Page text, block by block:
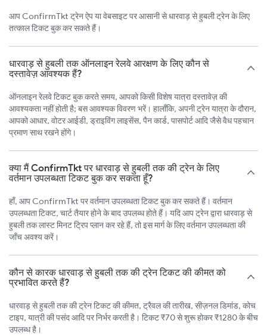
आप ConfirmTkt ट्रेन ऐप या वेबसाइट पर आसानी से धारवाड़ से हुबली ट्रेन के लिए
तत्काल टिकट बुक कर सकते हैं।
धारवाड़ से हुबली तक ऑनलाइन रेलवे आरक्षण के लिए कौन से
दस्तावेज़ आवश्यक हैं?
ऑनलाइन रेलवे टिकट बुक करते समय, आपको किसी विशेष यात्रा दस्तावेज़ की
आवश्यकता नहीं होती है; बस आवश्यक विवरण भरें। हालाँकि, अपनी ट्रेन यात्रा के दौरान,
आपको आधार, वोटर आईडी, ड्राइविंग लाइसेंस, पैन कार्ड, पासपोर्ट आदि जैसे वैध पहचान
प्रमाण साथ रखने होंगे।
क्या मैं ConfirmTkt पर धारवाड़ से हुबली तक की ट्रेन के लिए
वर्तमान उपलब्धता टिकट बुक कर सकता हूँ?
हाँ, आप ConfirmTkt पर वर्तमान उपलब्धता टिकट बुक कर सकते हैं। वर्तमान
उपलब्धता टिकट, चार्ट तैयार होने के बाद उपलब्ध होते हैं। यदि आप ट्रेन द्वारा धारवाड़ से
हुबली तक लास्ट मिनट ट्रिप प्लान कर रहे हैं, तो इस मार्ग के लिए वर्तमान उपलब्धता की
जाँच अवश्य करें।
कौन से कारक धारवाड़ से हुबली तक की ट्रेन टिकट की कीमत को
प्रभावित करते हैं?
धारवाड़ से हुबली तक की ट्रेन टिकट की कीमत, ट्रैवल की तारीख, सीज़नल डिमांड, कोच
टाइप, यात्री की पसंद आदि पर निर्भर करती है। टिकट ₹70 से शुरू होकर ₹1280 के बीच
उपलब्ध है।